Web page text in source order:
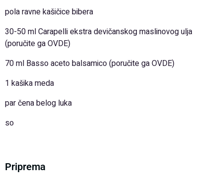
pola ravne kašičice bibera
30-50 ml Carapelli ekstra devičanskog maslinovog ulja
(poručite ga OVDE)
70 ml Basso aceto balsamico (poručite ga OVDE)
1 kašika meda
par čena belog luka
so
Priprema